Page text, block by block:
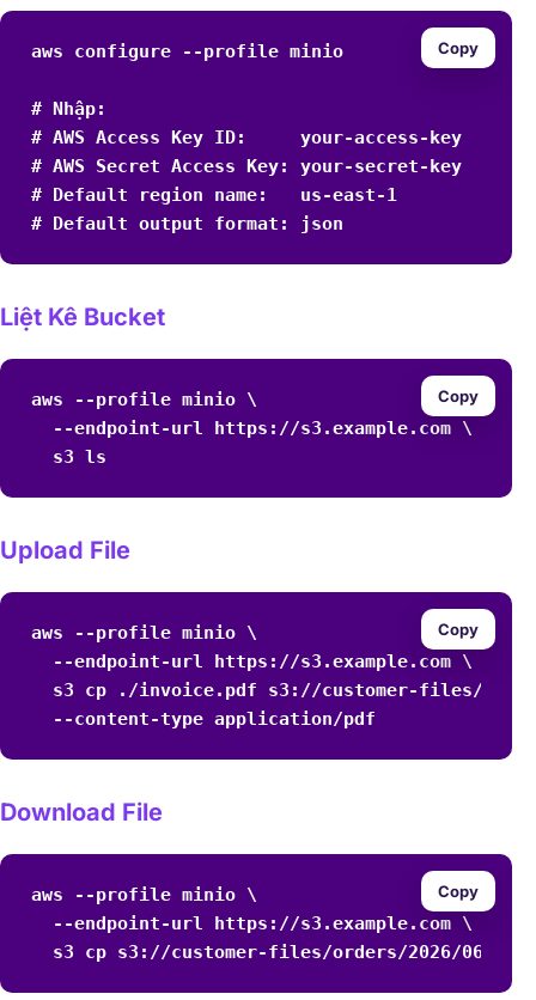
aws configure --profile minio
# Nhập:
# AWS Access Key ID:     your-access-key
# AWS Secret Access Key: your-secret-key
# Default region name:   us-east-1
# Default output format: json
Copy
Liệt Kê Bucket
aws --profile minio \
  --endpoint-url https://s3.example.com \
  s3 ls
Copy
Upload File
aws --profile minio \
  --endpoint-url https://s3.example.com \
s3 cp ./invoice.pdf s3://customer-files/
  --content-type application/pdf
Copy
Download File
aws --profile minio \
  --endpoint-url https://s3.example.com \
s3 cp s3://customer-files/orders/2026/06/
Copy